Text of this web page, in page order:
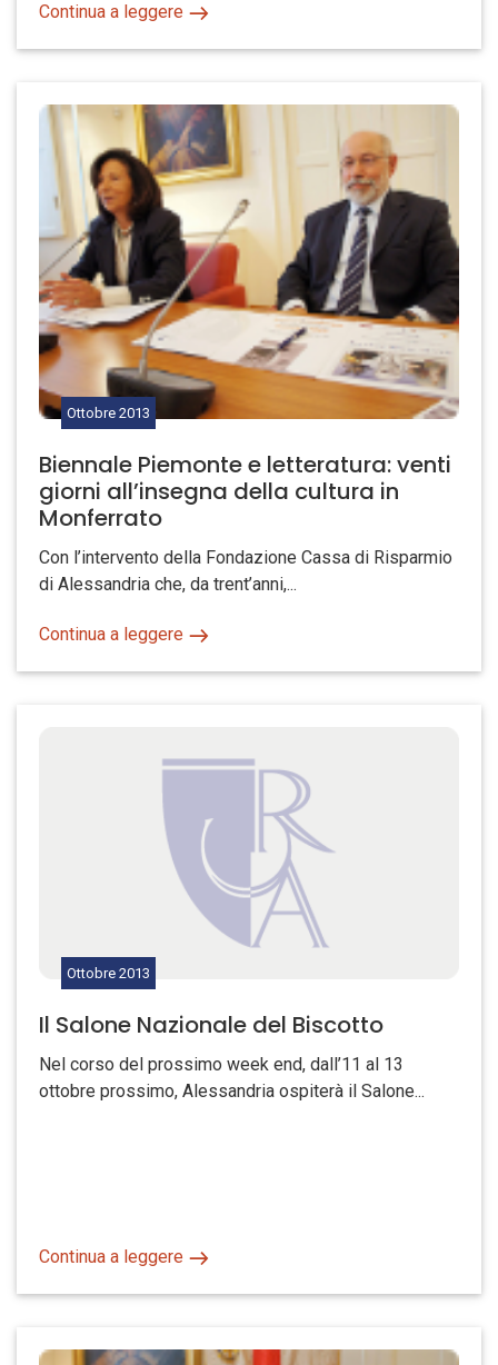
Continua a leggere
Ottobre 2013
Biennale Piemonte e letteratura: venti
giorni all’insegna della cultura in
Monferrato
Con l’intervento della Fondazione Cassa di Risparmio
di Alessandria che, da trent’anni,...
Continua a leggere
Ottobre 2013
Il Salone Nazionale del Biscotto
Nel corso del prossimo week end, dall’11 al 13
ottobre prossimo, Alessandria ospiterà il Salone...
Continua a leggere